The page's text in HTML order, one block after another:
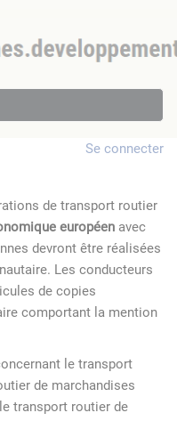
Se connecter
de transport routier
européen avec
devront être réalisées
Les conducteurs
de copies
comportant la mention
le transport
de marchandises
transport routier de